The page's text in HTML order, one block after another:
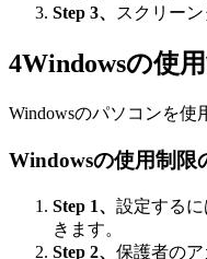
Step 3、
スクリー
4Windowsの使
Windowsのパソコンを使
Windowsの使用制限
Step 1、 設定する
きます。
Step 2、 保護者のア